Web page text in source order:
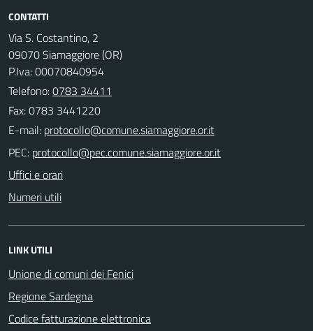
CONTATTI
Via S. Costantino, 2
09070 Siamaggiore (OR)
P.Iva: 00070840954
Telefono:0783 34411
Fax: 0783 3441220
E-mail:
PEC:
Uffici e orari
Numeri utili
LINK UTILI
Unione di comuni dei Fenici
Regione Sardegna
Codice fatturazione elettronica